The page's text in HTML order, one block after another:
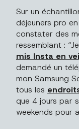
Sur un
déjeuners pro
constater des
ressemblant :
mis Insta en
demandé un
mon Samsung
tous les
que 4 jours par
weekends pour